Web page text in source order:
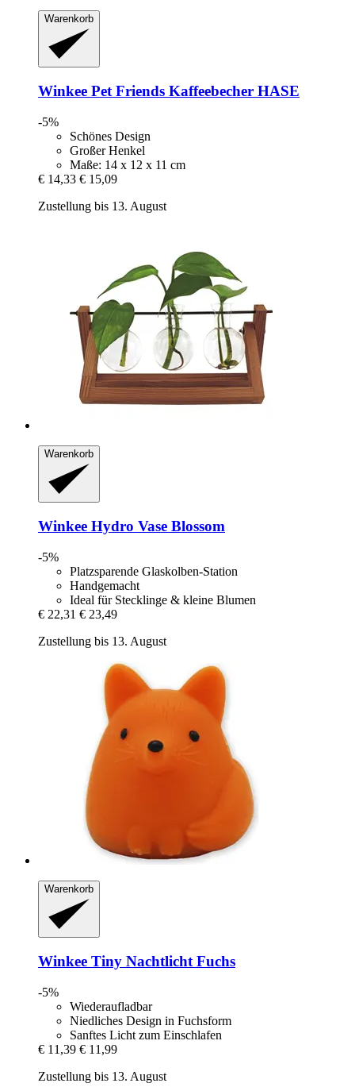
Warenkorb
Winkee Pet Friends Kaffeebecher HASE
-5%
Schönes Design
Großer Henkel
Maße: 14 x 12 x 11 cm
€ 14,33 € 15,09
Zustellung bis 13. August
Warenkorb
Winkee Hydro Vase Blossom
-5%
Platzsparende Glaskolben-Station
Handgemacht
Ideal für Stecklinge & kleine Blumen
€ 22,31 € 23,49
Zustellung bis 13. August
Warenkorb
Winkee Tiny Nachtlicht Fuchs
-5%
Wiederaufladbar
Niedliches Design in Fuchsform
Sanftes Licht zum Einschlafen
€ 11,39 € 11,99
Zustellung bis 13. August